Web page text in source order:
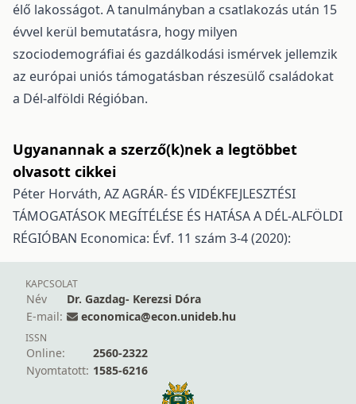
élő lakosságot. A tanulmányban a csatlakozás után 15
évvel kerül bemutatásra, hogy milyen
szociodemográfiai és gazdálkodási ismérvek jellemzik
az európai uniós támogatásban részesülő családokat
a Dél-alföldi Régióban.
Ugyanannak a szerző(k)nek a legtöbbet
olvasott cikkei
Péter Horváth, AZ AGRÁR- ÉS VIDÉKFEJLESZTÉSI
TÁMOGATÁSOK MEGÍTÉLÉSE ÉS HATÁSA A DÉL-ALFÖLDI
RÉGIÓBAN Economica: Évf. 11 szám 3-4 (2020):
KAPCSOLAT
Név
Dr. Gazdag- Kerezsi Dóra
E-mail:
economica@econ.unideb.hu
ISSN
Online:
2560-2322
Nyomtatott: 1585-6216